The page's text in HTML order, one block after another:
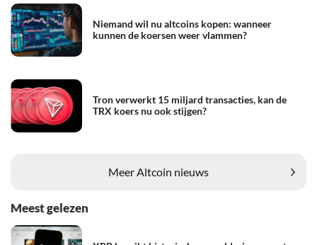
Niemand wil nu altcoins kopen: wanneer
kunnen de koersen weer vlammen?
Tron verwerkt 15 miljard transacties, kan de
TRX koers nu ook stijgen?
Meer Altcoin nieuws
Meest gelezen